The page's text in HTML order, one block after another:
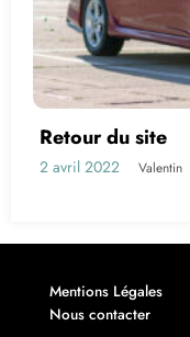
Retour du site
2 avril 2022 Valentin
Mentions Légales
Nous contacter